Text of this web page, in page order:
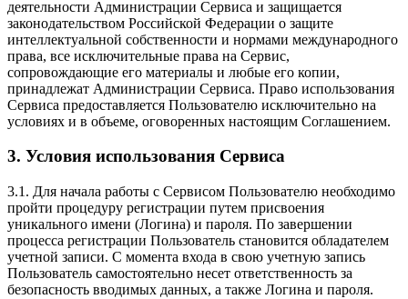
деятельности Администрации Сервиса и защищается
законодательством Российской Федерации о защите
интеллектуальной собственности и нормами международного
права, все исключительные права на Сервис,
сопровождающие его материалы и любые его копии,
принадлежат Администрации Сервиса. Право использования
Сервиса предоставляется Пользователю исключительно на
условиях и в объеме, оговоренных настоящим Соглашением.
3. Условия использования Сервиса
3.1. Для начала работы с Сервисом Пользователю необходимо
пройти процедуру регистрации путем присвоения
уникального имени (Логина) и пароля. По завершении
процесса регистрации Пользователь становится обладателем
учетной записи. С момента входа в свою учетную запись
Пользователь самостоятельно несет ответственность за
безопасность вводимых данных, а также Логина и пароля.